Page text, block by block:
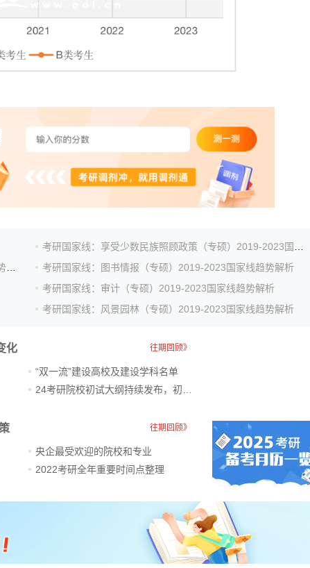
考研国家线：图书情报（专硕）2019-2023国家线趋势解析
考研国家线：审计（专硕）2019-2023国家线趋势解析
考研国家线：风景园林（专硕）2019-2023国家线趋势解析
化 往期回顾》
“双一流”建设高校及建设学科名单
往期回顾》
央企最受欢迎的院校和专业
2022考研全年重要时间点整理